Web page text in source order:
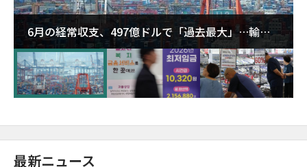
6月の経常収支、497億ドルで「過去最大」…輸出
が初の1000億ドル突破
最新ニュース